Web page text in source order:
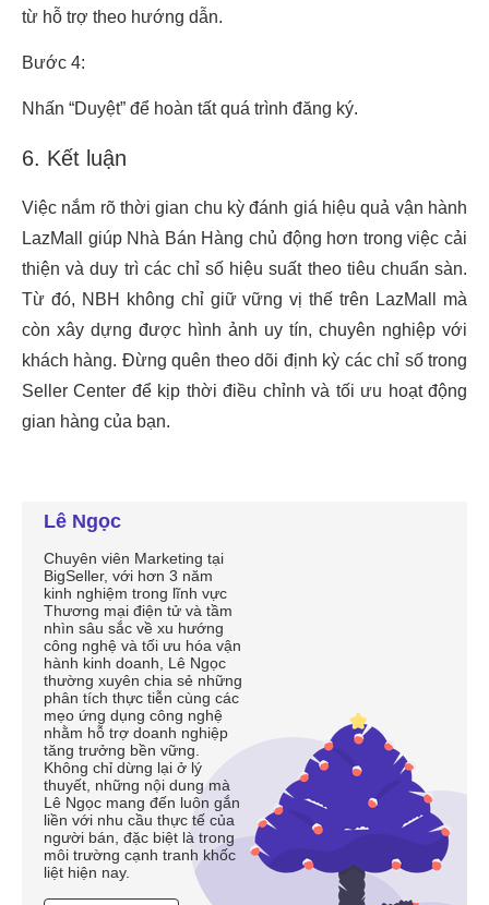
Lê Ngọc
Chuyên viên Marketing tại
BigSeller, với hơn 3 năm
kinh nghiệm trong lĩnh vực
Thương mại điện tử và tầm
nhìn sâu sắc về xu hướng
công nghệ và tối ưu hóa vận
hành kinh doanh, Lê Ngọc
thường xuyên chia sẻ những
phân tích thực tiễn cùng các
mẹo ứng dụng công nghệ
nhằm hỗ trợ doanh nghiệp
tăng trưởng bền vững.
Không chỉ dừng lại ở lý
thuyết, những nội dung mà
Lê Ngọc mang đến luôn gắn
liền với nhu cầu thực tế của
người bán, đặc biệt là trong
môi trường cạnh tranh khốc
liệt hiện nay.